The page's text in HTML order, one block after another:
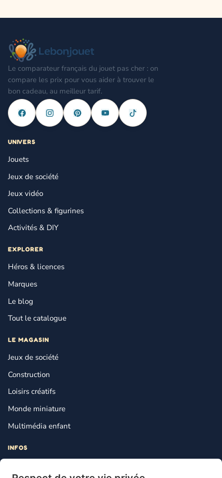
Le comparateur français du jouet pas cher : on
compare les prix pour vous aider à trouver le
bon cadeau, au meilleur tarif.
UNIVERS
Jouets
Jeux de société
Jeux vidéo
Collections & figurines
Activités & DIY
EXPLORER
Héros & licences
Marques
Le blog
Tout le catalogue
LE MAGASIN
Jeux de société
Construction
Loisirs créatifs
Monde miniature
Multimédia enfant
INFOS